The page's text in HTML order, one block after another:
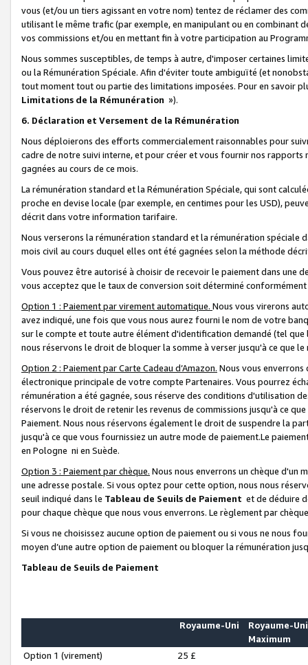
vous (et/ou un tiers agissant en votre nom) tentez de réclamer des
utilisant le même trafic (par exemple, en manipulant ou en combinant
vos commissions et/ou en mettant fin à votre participation au
Nous sommes susceptibles, de temps à autre, d'imposer certaines
ou la Rémunération Spéciale. Afin d'éviter toute ambiguïté (et
tout moment tout ou partie des limitations imposées. Pour en savoir
Limitations de la Rémunération »).
6. Déclaration et Versement de la Rémunération
Nous déploierons des efforts commercialement raisonnables pour
cadre de notre suivi interne, et pour créer et vous fournir nos
gagnées au cours de ce mois.
La rémunération standard et la Rémunération Spéciale, qui sont
proche en devise locale (par exemple, en centimes pour les USD),
décrit dans votre information tarifaire.
Nous verserons la rémunération standard et la rémunération spéciale
mois civil au cours duquel elles ont été gagnées selon la méthode
Vous pouvez être autorisé à choisir de recevoir le paiement dans une
vous acceptez que le taux de conversion soit déterminé
Option 1 : Paiement par virement automatique. Nous vous virerons
avez indiqué, une fois que vous nous aurez fourni le nom de votre
sur le compte et toute autre élément d'identification demandé (tel que
nous réservons le droit de bloquer la somme à verser jusqu'à ce que
Option 2 : Paiement par Carte Cadeau d’Amazon. Nous vous
électronique principale de votre compte Partenaires. Vous pourrez
rémunération a été gagnée, sous réserve des conditions d'utilisation
réservons le droit de retenir les revenus de commissions jusqu'à ce
Paiement. Nous nous réservons également le droit de suspendre la
jusqu'à ce que vous fournissiez un autre mode de paiement.Le
en Pologne ni en Suède.
Option 3 : Paiement par chèque. Nous nous enverrons un chèque d'un
une adresse postale. Si vous optez pour cette option, nous nous
seuil indiqué dans le Tableau de Seuils de Paiement et de déduire
pour chaque chèque que nous vous enverrons. Le règlement par
Si vous ne choisissez aucune option de paiement ou si vous ne nous
moyen d’une autre option de paiement ou bloquer la rémunération
Tableau de Seuils de Paiement
Royaume-Uni
Royaume-Uni
Maximum
Option 1 (virement)
25 £